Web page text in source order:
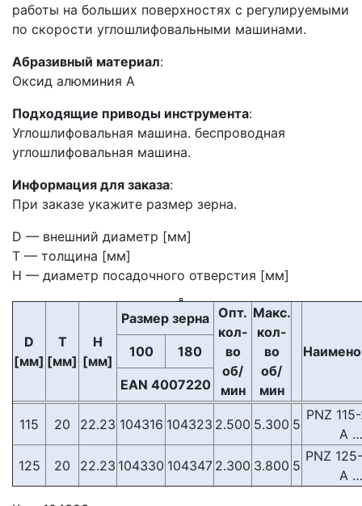
работы на больших поверхностях с регулируемыми
по скорости углошлифовальными машинами.
Абразивный материал:
Оксид алюминия А
Подходящие приводы инструмента:
Углошлифовальная машина. беспроводная
углошлифовальная машина.
Информация для заказа:
При заказе укажите размер зерна.
D — внешний диаметр [мм]
T — толщина [мм]
H — диаметр посадочного отверстия [мм]
D
[мм]
T
[мм]
H
[мм]
Размер зерна Опт.
кол-
во
об/
мин
Макс.
кол-
во
об/
мин
100 180
EAN 4007220
115 20 22.23 104316 104323 2.500 5.300 5
PNZ
A …
125
20 22.23 104330 104347 2.300 3.800 5
PNZ
A …